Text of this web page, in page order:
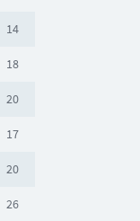
14
18
20
17
20
26